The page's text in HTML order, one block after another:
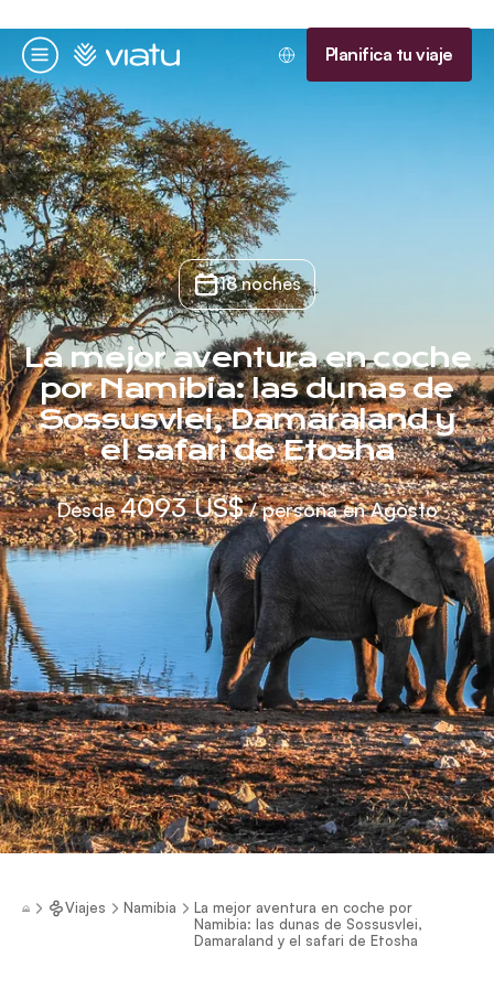
Menú
Página de inicio Planifica tu viaje
18 noches
La mejor aventura en coche
por Namibia: las dunas de
Sossusvlei, Damaraland y
el safari de Etosha
Desde4093 US$/ persona en Agosto
Viajes Namibia
La mejor aventura en coche por
Namibia: las dunas de Sossusvlei,
Damaraland y el safari de Etosha